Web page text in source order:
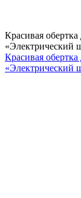
Красивая
«Электрический
Красивая
«Электрический